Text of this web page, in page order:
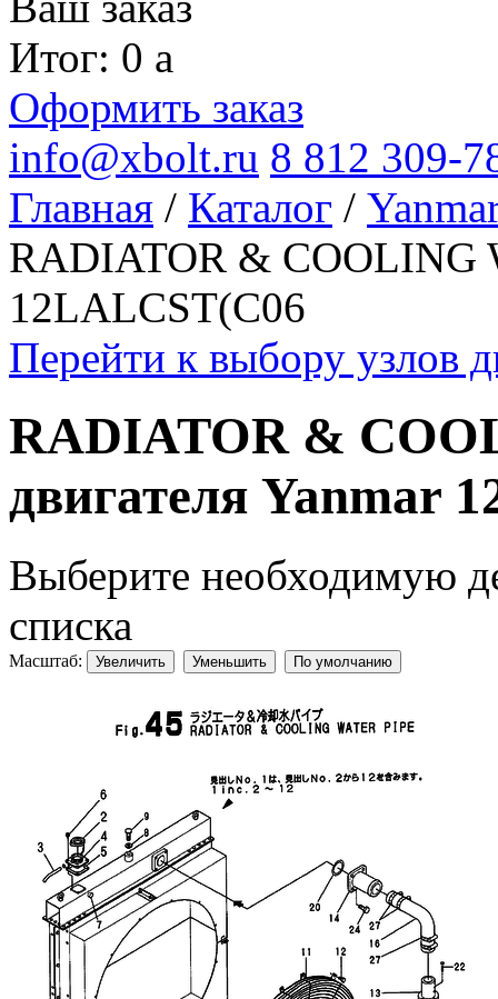
Итог: 0 a
Оформить заказ
info@xbolt.ru 8 812 309-
Главная / Каталог /
RADIATOR & COOLING
12LALCST(C06
Перейти к выбору узлов
RADIATOR &
двигателя Yanmar
Выберите необходимую
списка
Масштаб: Увеличить Уменьшить По умолчанию